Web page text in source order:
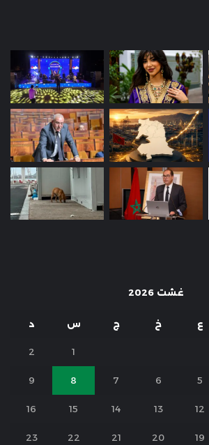
غشت 2026
ع خ ج س د
1
2
5
6
7
8
9
12
13
14
15
16
19
20
21
22
23